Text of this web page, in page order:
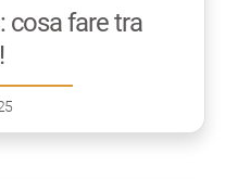
cosa fare tra